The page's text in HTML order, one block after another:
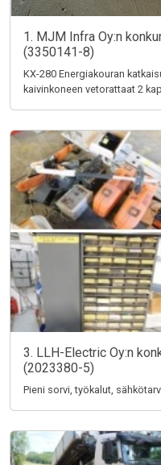
1. MJM Infra Oy:n
(3350141-8)
KX-280 Energiakouran
kaivinkoneen vetorattaat 2
3. LLH-Electric Oy:n
(2023380-5)
Pieni sorvi, työkalut,